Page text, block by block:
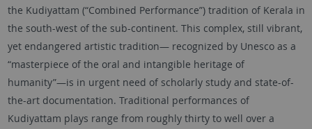
the Kudiyattam (“Combined Performance”) tradition of Kerala in
the south-west of the sub-continent. This complex, still vibrant,
yet endangered artistic tradition— recognized by Unesco as a
“masterpiece of the oral and intangible heritage of
humanity”—is in urgent need of scholarly study and state-of-
the-art documentation. Traditional performances of
Kudiyattam plays range from roughly thirty to well over a